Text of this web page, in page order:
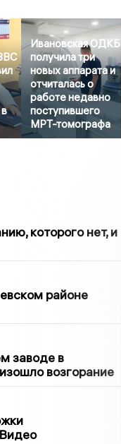
Ивановская ОДКБ
получила три
новых аппарата и
отчиталась о
работе недавно
поступившего
МРТ-томографа
которого нет, и
районе
заводе в
возгорание